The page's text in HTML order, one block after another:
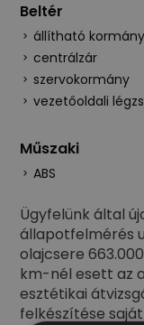
Beltér
állítható kormány
centrálzár
szervokormány
vezetőoldali
Műszaki
ABS
Ügyfelünk által
állapotfelmérés
olajcsere
km-nél esett az
esztétikai
felkészítése